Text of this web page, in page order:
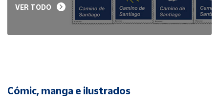
VER TODO
Cómic, manga e ilustrados